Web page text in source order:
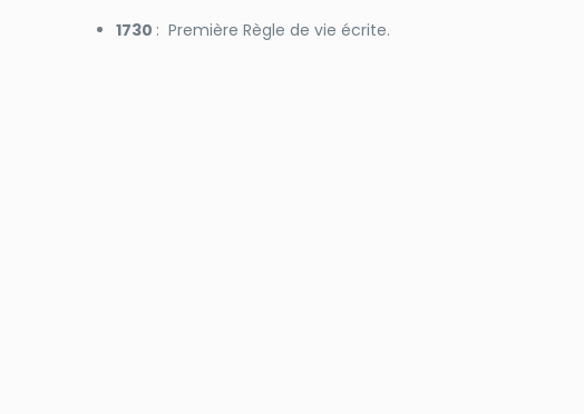
1730 : Première Règle de vie écrite.